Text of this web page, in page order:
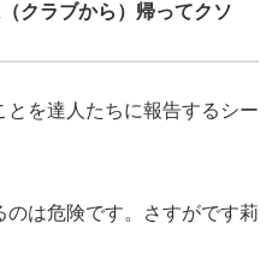
クラブから）帰ってクソ
を達人たちに報告するシー
は危険です。さすがです莉